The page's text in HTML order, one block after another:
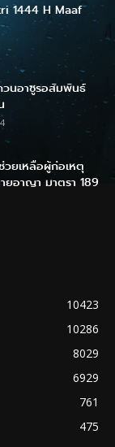
1444 H Maaf
นอาซูรอสัมพันธ์
ยเหลือผู้ก่อเหตุ
อาญา มาตรา 189
10423
10286
8029
6929
761
475